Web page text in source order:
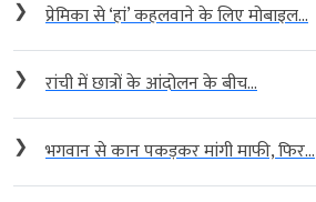
❯ प्रेमिका से ‘हां’ कहलवाने के लिए मोबाइल...
❯ रांची में छात्रों के आंदोलन के बीच...
❯ भगवान से कान पकड़कर मांगी माफी, फिर...